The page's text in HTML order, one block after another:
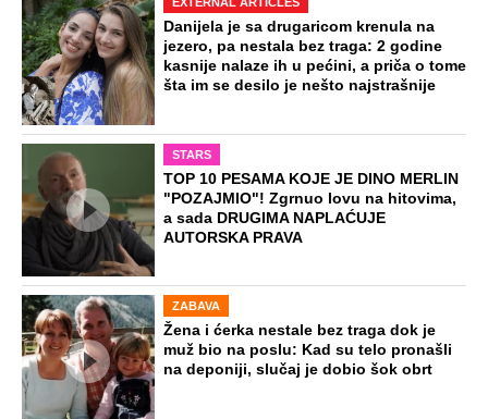
EXTERNAL ARTICLES
Danijela je sa drugaricom krenula na
jezero, pa nestala bez traga: 2 godine
kasnije nalaze ih u pećini, a priča o tome
šta im se desilo je nešto najstrašnije
STARS
TOP 10 PESAMA KOJE JE DINO MERLIN
"POZAJMIO"! Zgrnuo lovu na hitovima,
a sada DRUGIMA NAPLAĆUJE
AUTORSKA PRAVA
ZABAVA
Žena i ćerka nestale bez traga dok je
muž bio na poslu: Kad su telo pronašli
na deponiji, slučaj je dobio šok obrt